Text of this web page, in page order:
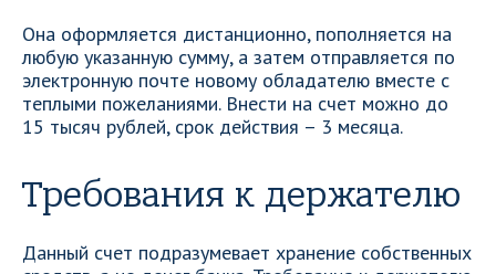
Она оформляется дистанционно, пополняется на
любую указанную сумму, а затем отправляется по
электронную почте новому обладателю вместе с
теплыми пожеланиями. Внести на счет можно до
15 тысяч рублей, срок действия – 3 месяца.
Требования к держателю
Данный счет подразумевает хранение собственных